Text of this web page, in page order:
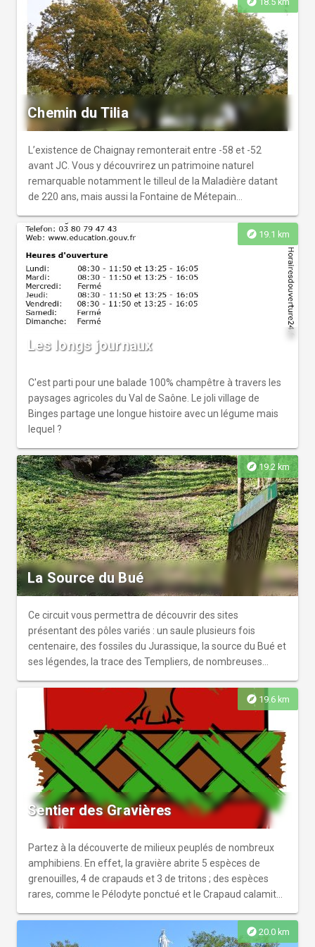
en témoigne le « Trou du Diable ».
Chemin du Tilia
L’existence de Chaignay remonterait entre -58 et -52
avant JC. Vous y découvrirez un patrimoine naturel
remarquable notamment le tilleul de la Maladière datant
de 220 ans, mais aussi la Fontaine de Métepain
proximité du lavoir. Vous cheminerez tout autour du village
et surplomberez la plaine dijonnaise, où par très beau
temps, on peut apercevoir le massif du Mont-Blanc.
explore 19.1 km
Les longs journaux
C'est parti pour une balade 100% champêtre à travers les
paysages agricoles du Val de Saône. Le joli village de
Binges partage une longue histoire avec un légume mais
lequel ?
explore 19.2 km
La Source du Bué
Ce circuit vous permettra de découvrir des sites
présentant des pôles variés : un saule plusieurs fois
centenaire, des fossiles du Jurassique, la source du Bué et
ses légendes, la trace des Templiers, de nombreuses
architecturaux remarquables (chapelle du Dieu de Pitié,
maison dite templière, maison seigneuriale, église
fortifiée).
explore 19.6 km
Sentier des Gravières
Partez à la découverte de milieux peuplés de nombreux
amphibiens. En effet, la gravière abrite 5 espèces de
grenouilles, 4 de crapauds et 3 de tritons ; des espèces
rares, comme le Pélodyte ponctué et le Crapaud calamite.
les observer, ouvrez l’œil et trouvez les dessins, des
crapauds et autres batraciens ponctuant le parcours.
explore 20.0 km